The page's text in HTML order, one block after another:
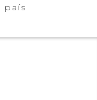
país